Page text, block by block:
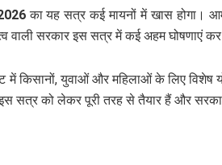
का यह सत्र कई मायनों में खास होगा।
वाली सरकार इस सत्र में कई अहम घोषणाएं
में किसानों, युवाओं और महिलाओं के लिए विशेष
इस सत्र को लेकर पूरी तरह से तैयार हैं और